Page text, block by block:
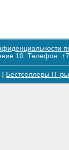
10. Телефон:
Бестселлеры IT-